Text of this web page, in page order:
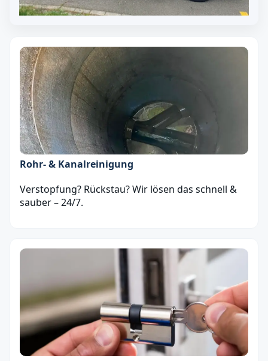
Rohr- & Kanalreinigung
Verstopfung? Rückstau? Wir lösen das schnell &
sauber – 24/7.